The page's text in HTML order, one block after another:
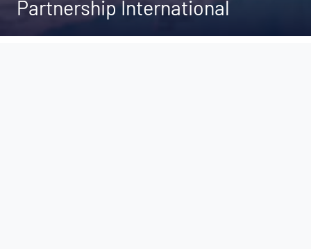
Partnership International